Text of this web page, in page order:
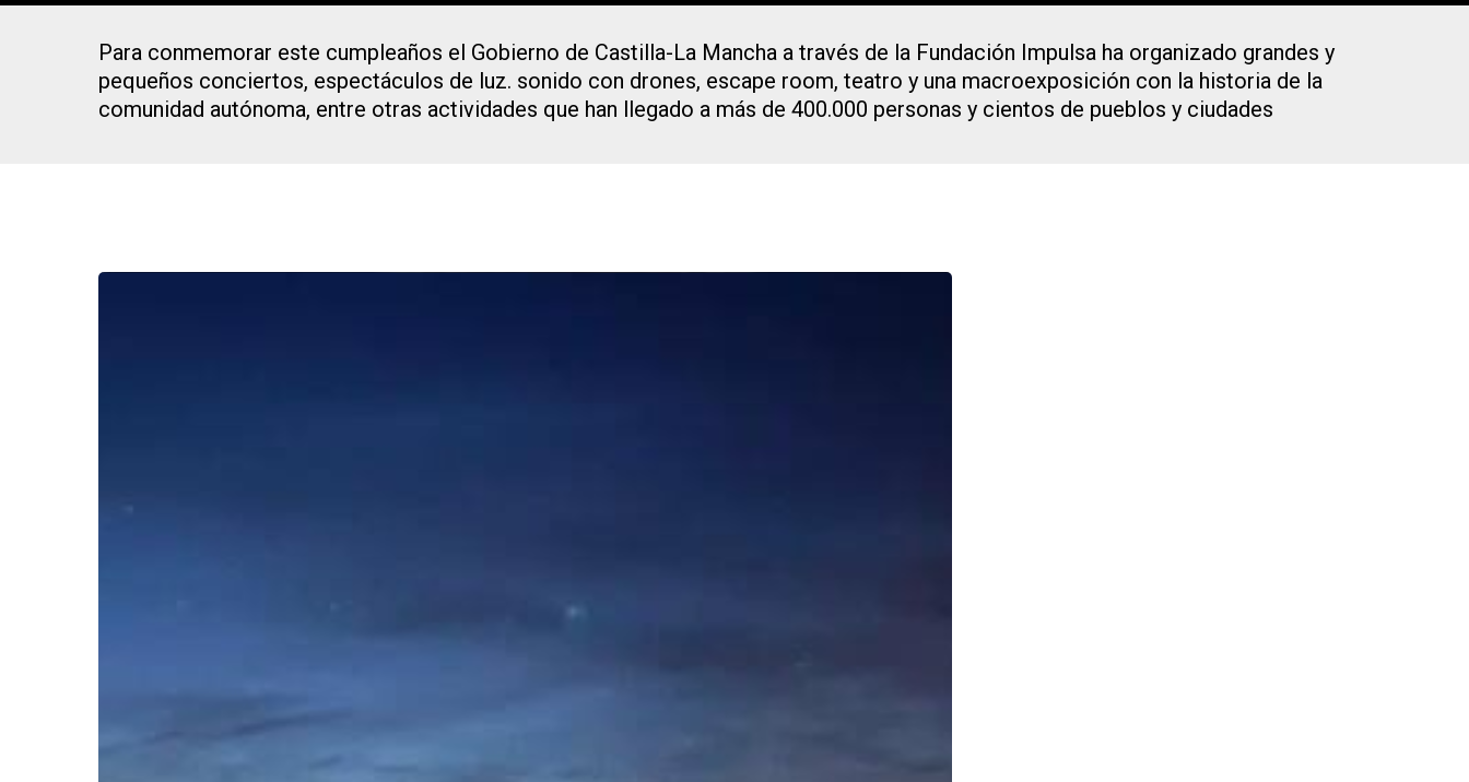
Para conmemorar este cumpleaños el Gobierno de Castilla-La Mancha a través de la Fundación Impulsa ha organizado grandes y
pequeños conciertos, espectáculos de luz. sonido con drones, escape room, teatro y una macroexposición con la historia de la
comunidad autónoma, entre otras actividades que han llegado a más de 400.000 personas y cientos de pueblos y ciudades